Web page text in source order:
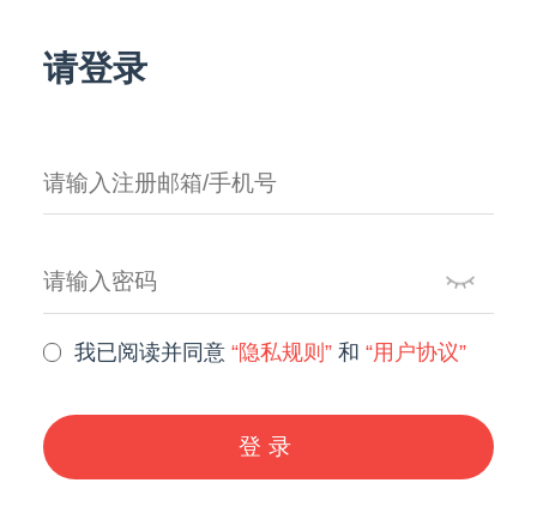
请登录
我已阅读并同意“隐私规则” 和“用户协议”
登录